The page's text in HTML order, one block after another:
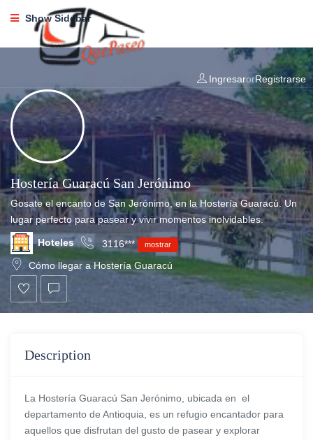
IngresarorRegistrarse
Show Sidebar
Hostería Guaracú San Jerónimo
Gosate el encanto de San Jerónimo, en la Hostería Guaracú. Un
lugar perfecto para pasear y vivir momentos inolvidables.
Hoteles 3116*** mostrar
Cómo llegar a Hostería Guaracú
Description
La Hostería Guaracú San Jerónimo, ubicada en el
departamento de Antioquia, es un refugio encantador para
aquellos que disfrutan del gusto de pasear y explorar